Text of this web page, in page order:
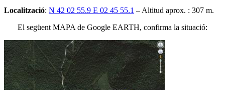
Localització: N 42 02 55.9 E 02 45 55.1 – Altitud aprox. : 307 m.
El següent MAPA de Google EARTH, confirma la situació: